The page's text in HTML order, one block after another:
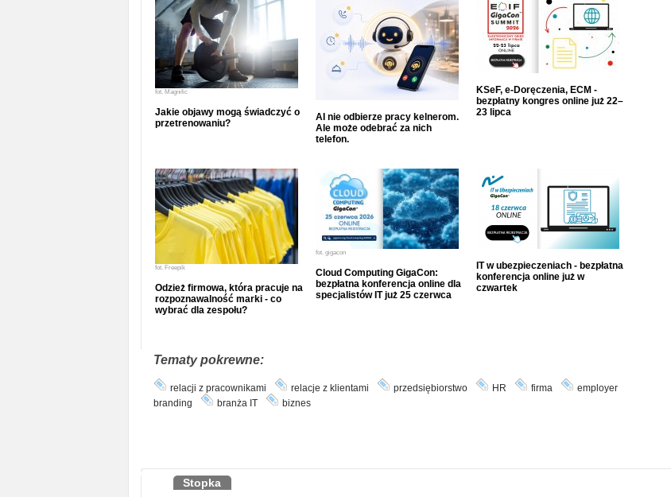
fot. Magnific
Jakie objawy mogą świadczyć o
przetrenowaniu?
AI nie odbierze pracy kelnerom.
Ale może odebrać za nich
telefon.
KSeF, e-Doręczenia, ECM -
bezpłatny kongres online już 22–
23 lipca
fot. Freepik
Odzież firmowa, która pracuje na
rozpoznawalność marki - co
wybrać dla zespołu?
fot. gigacon
Cloud Computing GigaCon:
bezpłatna konferencja online dla
specjalistów IT już 25 czerwca
IT w ubezpieczeniach - bezpłatna
konferencja online już w
czwartek
Tematy pokrewne:
relacji z pracownikami relacje z klientami przedsiębiorstwo HR firma
employer
branding
branża IT biznes
Stopka